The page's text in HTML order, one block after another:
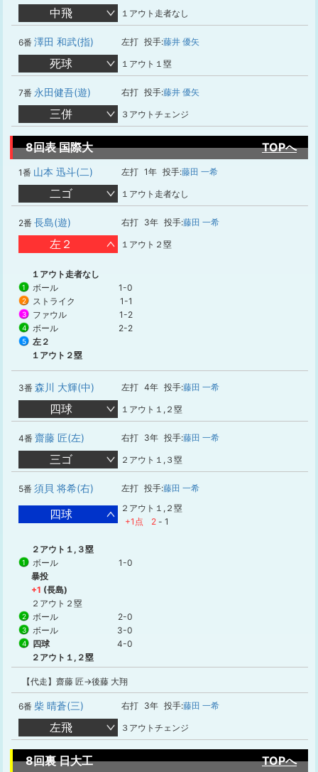
中飛 １アウト走者なし
6番 澤田 和武(指) 左打 投手:藤井 優矢
死球 １アウト１塁
7番 永田健吾(遊) 右打 投手:藤井 優矢
三併 ３アウトチェンジ
8回表 国際大 TOPへ
1番 山本 迅斗(二) 左打 1年 投手:藤田 一希
二ゴ １アウト走者なし
2番 長島(遊) 右打 3年 投手:藤田 一希
左２ １アウト２塁
１アウト走者なし
1 ボール 1-0
2 ストライク 1-1
3 ファウル 1-2
4 ボール 2-2
5
左２
１アウト２塁
3番 森川 大輝(中) 左打 4年 投手:藤田 一希
四球 １アウト１,２塁
4番 齋藤 匠(左) 右打 3年 投手:藤田 一希
三ゴ ２アウト１,３塁
5番 須貝 将希(右) 左打 投手:藤田 一希
四球
２アウト１,２塁
+1点
2 - 1
２アウト１,３塁
1 ボール
1-0
暴投
+1 (長島)
２アウト２塁
2 ボール 2-0
3 ボール 3-0
4 四球
4-0
２アウト１,２塁
【代走】齋藤 匠→後藤 大翔
6番 柴 晴蒼(三) 右打 3年 投手:藤田 一希
左飛 ３アウトチェンジ
8回裏 日大工 TOPへ